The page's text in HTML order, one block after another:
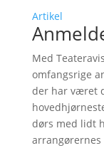
Artikel
Med
omfangsrige
der har været
dørs med lidt
arrangørernes